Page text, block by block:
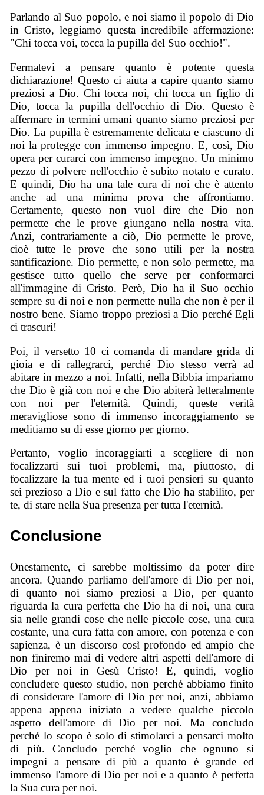
Parlando al Suo popolo, e noi siamo il popolo di Dio
in Cristo, leggiamo questa incredibile affermazione:
"Chi tocca voi, tocca la pupilla del Suo occhio!".
Fermatevi a pensare quanto è potente questa
dichiarazione! Questo ci aiuta a capire quanto siamo
preziosi a Dio. Chi tocca noi, chi tocca un figlio di
Dio, tocca la pupilla dell'occhio di Dio. Questo è
affermare in termini umani quanto siamo preziosi per
Dio. La pupilla è estremamente delicata e ciascuno di
noi la protegge con immenso impegno. E, così, Dio
opera per curarci con immenso impegno. Un minimo
pezzo di polvere nell'occhio è subito notato e curato.
E quindi, Dio ha una tale cura di noi che è attento
anche ad una minima prova che affrontiamo.
Certamente, questo non vuol dire che Dio non
permette che le prove giungano nella nostra vita.
Anzi, contrariamente a ciò, Dio permette le prove,
cioè tutte le prove che sono utili per la nostra
santificazione. Dio permette, e non solo permette, ma
gestisce tutto quello che serve per conformarci
all'immagine di Cristo. Però, Dio ha il Suo occhio
sempre su di noi e non permette nulla che non è per il
nostro bene. Siamo troppo preziosi a Dio perché Egli
ci trascuri!
Poi, il versetto 10 ci comanda di mandare grida di
gioia e di rallegrarci, perché Dio stesso verrà ad
abitare in mezzo a noi. Infatti, nella Bibbia impariamo
che Dio è già con noi e che Dio abiterà letteralmente
con noi per l'eternità. Quindi, queste verità
meravigliose sono di immenso incoraggiamento se
meditiamo su di esse giorno per giorno.
Pertanto, voglio incoraggiarti a scegliere di non
focalizzarti sui tuoi problemi, ma, piuttosto, di
focalizzare la tua mente ed i tuoi pensieri su quanto
sei prezioso a Dio e sul fatto che Dio ha stabilito, per
te, di stare nella Sua presenza per tutta l'eternità.
Conclusione
Onestamente, ci sarebbe moltissimo da poter dire
ancora. Quando parliamo dell'amore di Dio per noi,
di quanto noi siamo preziosi a Dio, per quanto
riguarda la cura perfetta che Dio ha di noi, una cura
sia nelle grandi cose che nelle piccole cose, una cura
costante, una cura fatta con amore, con potenza e con
sapienza, è un discorso così profondo ed ampio che
non finiremo mai di vedere altri aspetti dell'amore di
Dio per noi in Gesù Cristo! E, quindi, voglio
concludere questo studio, non perché abbiamo finito
di considerare l'amore di Dio per noi, anzi, abbiamo
appena appena iniziato a vedere qualche piccolo
aspetto dell'amore di Dio per noi. Ma concludo
perché lo scopo è solo di stimolarci a pensarci molto
di più. Concludo perché voglio che ognuno si
impegni a pensare di più a quanto è grande ed
immenso l'amore di Dio per noi e a quanto è perfetta
la Sua cura per noi.